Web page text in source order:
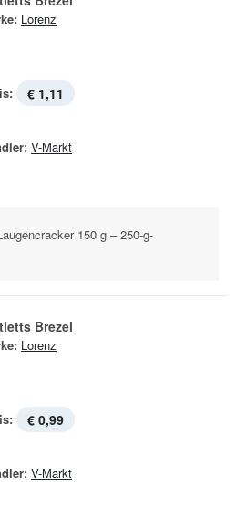
Lorenz
€ 1,11
V-Markt
150 g – 250-g-
Brezel
Lorenz
€ 0,99
V-Markt